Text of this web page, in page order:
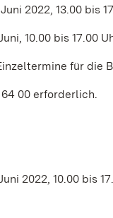
2022, 13.00 bis
10.00 bis 17.00
für die
64 00 erforderlich.
2022, 10.00 bis